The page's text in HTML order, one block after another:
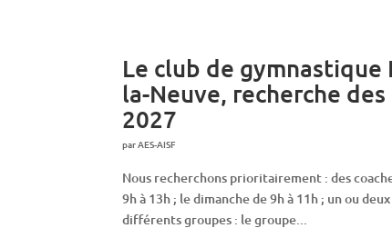
Le club de
la-Neuve, recherche
2027
parAES-AISF
Nous recherchons prioritairement : des
9h à 13h ; le dimanche de 9h à 11h ; un ou
différents groupes : le groupe...